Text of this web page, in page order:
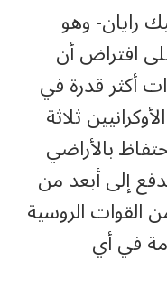
رايان- وهو
افتراض أن
أكثر قدرة في
ثلاثة
بالأراضي
إلى أبعد من
الروسية
في أي